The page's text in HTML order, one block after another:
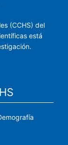
(CCHS) del
está